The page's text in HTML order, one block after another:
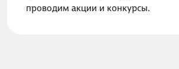
проводим акции и конкурсы.